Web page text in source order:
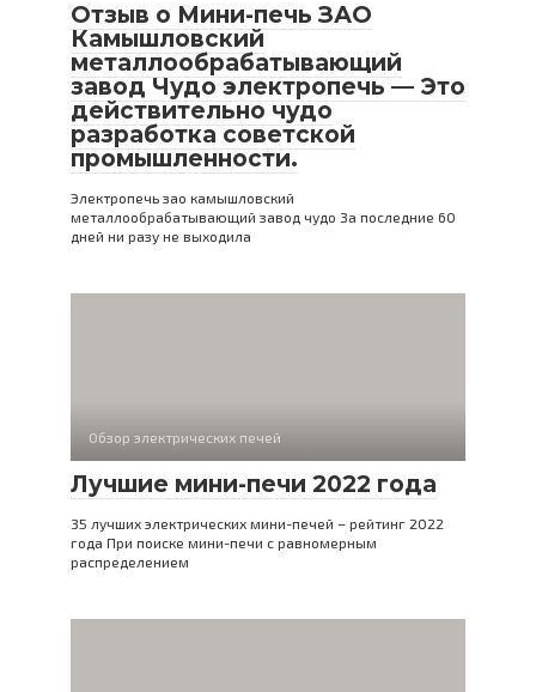
Отзыв о Мини-печь ЗАО
Камышловский
металлообрабатывающий
завод Чудо электропечь — Это
действительно чудо
разработка советской
промышленности.
Электропечь зао камышловский
металлообрабатывающий завод чудо За последние 60
дней ни разу не выходила
Обзор электрических печей
Лучшие мини-печи 2022 года
35 лучших электрических мини-печей – рейтинг 2022
года При поиске мини-печи с равномерным
распределением